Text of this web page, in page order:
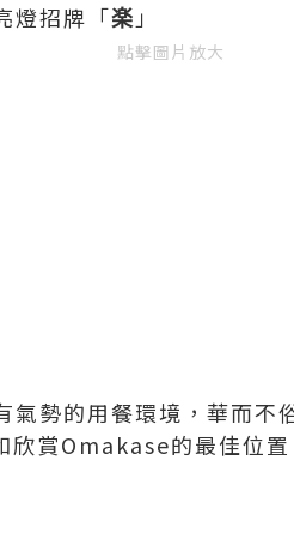
燈招牌「楽 」
點擊圖片放大
氣勢的用餐環境，華而不
賞Omakase的最佳位置